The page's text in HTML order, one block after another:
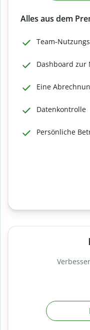
Alles aus dem
Team-
Dashboard zur
Eine
Datenkontrolle
Persönliche